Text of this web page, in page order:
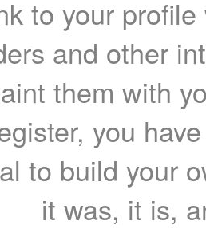
to your
and other
them with
you
to build your
it was, it is,